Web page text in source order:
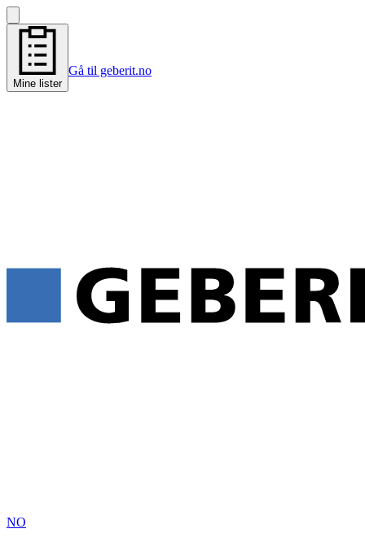
Mine lister
Gå til geberit.no
NO